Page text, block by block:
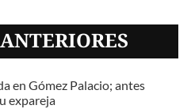
en Gómez Palacio; antes
expareja